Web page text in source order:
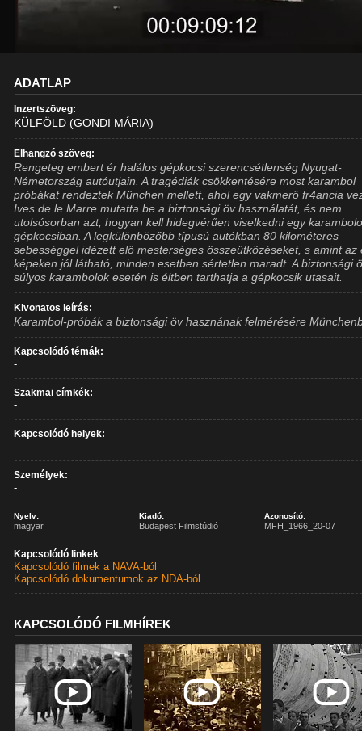
ADATLAP
Inzertszöveg:
KÜLFÖLD (GONDI MÁRIA)
Elhangzó szöveg:
Rengeteg embert ér halálos gépkocsi szerencsétlenség Nyugat-
Németország autóutjain. A tragédiák csökkentésére most karambol
próbákat rendeztek München mellett, ahol egy vakmerő fr4ancia
Ives de le Marre mutatta be a biztonsági öv használatát, és nem
utolsósorban azt, hogyan kell hidegvérűen viselkedni egy
gépkocsiban. A legkülönbözőbb típusú autókban 80 kilométeres
sebességgel idézett elő mesterséges összeütközéseket, s amint az
képeken jól látható, minden esetben sértetlen maradt. A biztonsági
súlyos karambolok esetén is éltben tarthatja a gépkocsik utasait.
Kivonatos leírás:
Karambol-próbák a biztonsági öv hasznának felmérésére
Kapcsolódó témák:
-
Szakmai címkék:
-
Kapcsolódó helyek:
-
Személyek:
-
Nyelv:
magyar
Kiadó:
Budapest Filmstúdió
Azonosító:
MFH_1966_20-07
Kapcsolódó linkek
Kapcsolódó filmek a NAVA-ból
Kapcsolódó dokumentumok az NDA-ból
KAPCSOLÓDÓ FILMHÍREK